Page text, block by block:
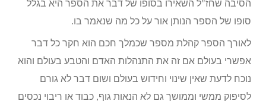
הסיבה שחז”ל השאירו בסופו של דבר את הספר היא בגלל
סופו של הספר הנותן אור על כל מה שנאמר בו.
לאורך הספר קהלת מספר שכמלך חכם הוא חקר כל דבר
אפשרי בעולם אם זה את התנהלות האדם והטבע בעולם והוא
נוכח לדעת שאין שינוי וחידוש בעולם ושום דבר לא גורם
לסיפוק ממשי וממושך גם לא הנאות גוף, כבוד או ריבוי נכסים